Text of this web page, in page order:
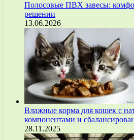
Полосовые ПВХ завесы:
решении
13.06.2026
Влажные корма для кошек с
компонентами и
28.11.2025